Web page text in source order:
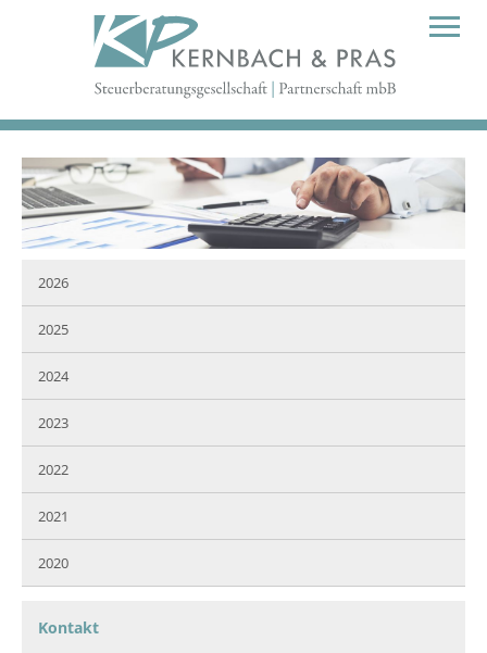
2026
2025
2024
2023
2022
2021
2020
Kontakt